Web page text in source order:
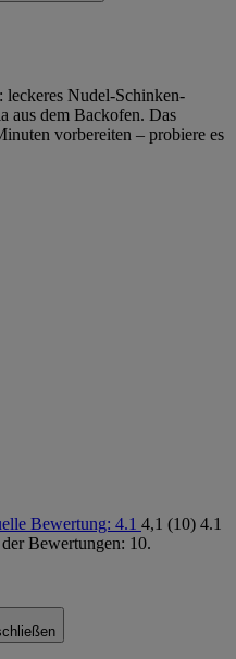
Nudel-Schinken-
aus dem Backofen. Das
vorbereiten – probiere es
Bewertung: 4.1 4,1 (10) 4.1
Bewertungen: 10.